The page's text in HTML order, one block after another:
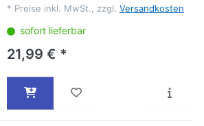
* Preise inkl. MwSt., zzgl. Versandkosten
sofort lieferbar
21,99 € *